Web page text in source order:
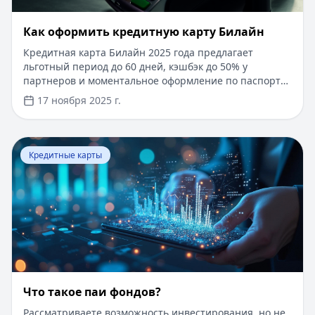
​Как оформить кредитную карту Билайн
Кредитная карта Билайн 2025 года предлагает
льготный период до 60 дней, кэшбэк до 50% у
партнеров и моментальное оформление по паспорту.
Заемные средства до 300 000 рублей доступны без
подтверждения дохода. Узнайте, как получить карту с
выгодными условиями и управлять финансами
эффективно. Для сравнения кредитных продуктов и
выбора оптимального решения воспользуйтесь
сервисом Кредитный Зай, где собраны актуальные
предложения от ведущих банков
17 ноября 2025 г.
Перейти к статье:Что такое паи фондов?
Кредитные карты
Что такое паи фондов?